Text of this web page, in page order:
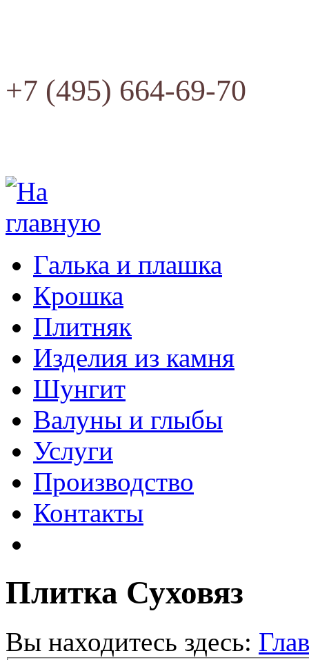
+7 (495) 664-69-70
Галька и плашка
Крошка
Плитняк
Изделия из камня
Шунгит
Валуны и глыбы
Услуги
Производство
Контакты
Плитка Суховяз
Вы находитесь здесь: